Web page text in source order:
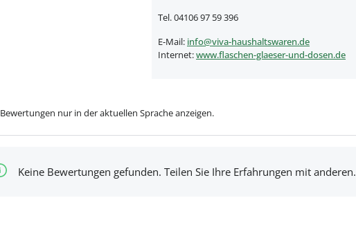
Tel. 04106 97 59 396
E-Mail: info@viva-haushaltswaren.de
Internet:www.flaschen-glaeser-und-dosen.de
Bewertungen nur in der aktuellen Sprache anzeigen.
Keine Bewertungen gefunden. Teilen Sie Ihre Erfahrungen mit anderen.